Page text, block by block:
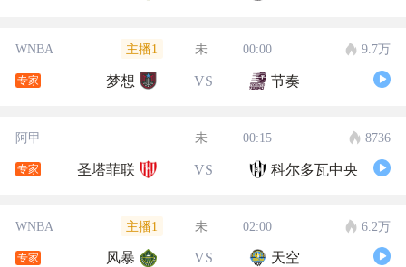
WNBA 主播1 未 00:00 9.7万
专家 梦想 VS 节奏
阿甲 未 00:15 8736
专家 圣塔菲联 VS 科尔多瓦中央
WNBA 主播1 未 02:00 6.2万
专家 风暴 VS 天空